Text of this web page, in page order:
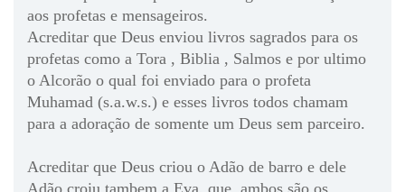
aos profetas e mensageiros.
Acreditar que Deus enviou livros sagrados para os
profetas como a Tora , Biblia , Salmos e por ultimo
o Alcorão o qual foi enviado para o profeta
Muhamad (s.a.w.s.) e esses livros todos chamam
para a adoração de somente um Deus sem parceiro.
Acreditar que Deus criou o Adão de barro e dele